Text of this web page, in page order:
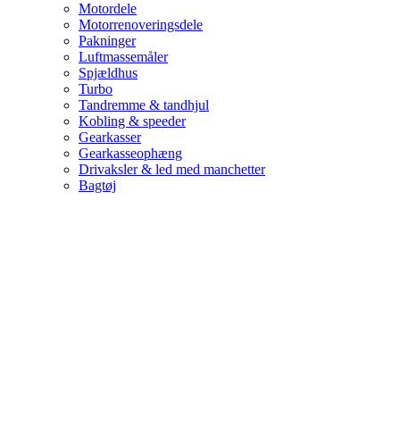
Motordele
Motorrenoveringsdele
Pakninger
Luftmassemåler
Spjældhus
Turbo
Tandremme & tandhjul
Kobling & speeder
Gearkasser
Gearkasseophæng
Drivaksler & led med manchetter
Bagtøj